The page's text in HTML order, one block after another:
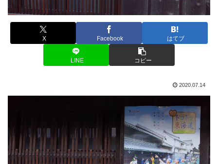
X Facebook はてブ
LINE コピー
2020.07.14